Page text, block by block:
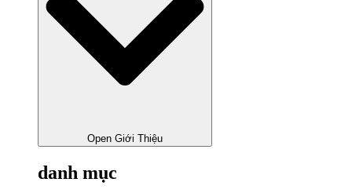
Open Giới Thiệu
danh mục